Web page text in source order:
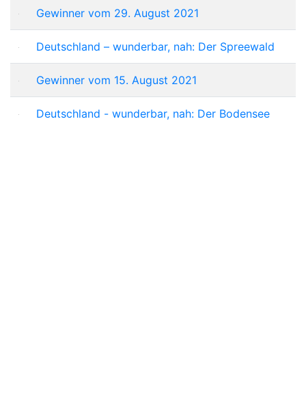
Gewinner vom 29. August 2021
Deutschland – wunderbar, nah: Der Spreewald
Gewinner vom 15. August 2021
Deutschland - wunderbar, nah: Der Bodensee